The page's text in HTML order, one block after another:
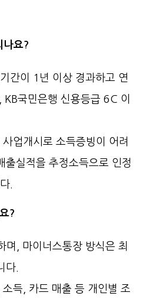
요?
간이 1년 이상 경과하고 연
국민은행 신용등급 6C 이
업개시로 소득증빙이 어려
출실적을 추정소득으로 인정
.
?
며, 마이너스통장 방식은 최
다.
득, 카드 매출 등 개인별 조